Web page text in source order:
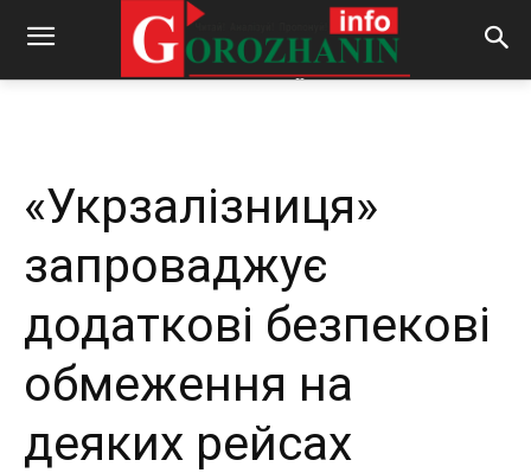
By REDACTOR - 29.01.2026 293
«Укрзалізниця»
запроваджує
додаткові безпекові
обмеження на
деяких рейсах